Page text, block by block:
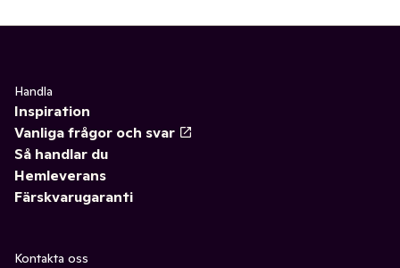
Handla
Inspiration
Vanliga frågor och svar
Så handlar du
Hemleverans
Färskvarugaranti
Kontakta oss